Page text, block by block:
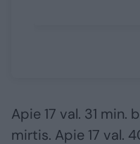
Apie 17 val. 31
mirtis. Apie 17 val.